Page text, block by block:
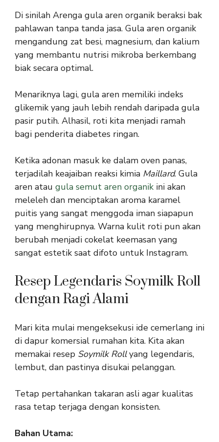
Di sinilah Arenga gula aren organik beraksi bak
pahlawan tanpa tanda jasa. Gula aren organik
mengandung zat besi, magnesium, dan kalium
yang membantu nutrisi mikroba berkembang
biak secara optimal.
Menariknya lagi, gula aren memiliki indeks
glikemik yang jauh lebih rendah daripada gula
pasir putih. Alhasil, roti kita menjadi ramah
bagi penderita diabetes ringan.
Ketika adonan masuk ke dalam oven panas,
terjadilah keajaiban reaksi kimia Maillard. Gula
aren atau gula semut aren organik ini akan
meleleh dan menciptakan aroma karamel
puitis yang sangat menggoda iman siapapun
yang menghirupnya. Warna kulit roti pun akan
berubah menjadi cokelat keemasan yang
sangat estetik saat difoto untuk Instagram.
Resep Legendaris Soymilk Roll
dengan Ragi Alami
Mari kita mulai mengeksekusi ide cemerlang ini
di dapur komersial rumahan kita. Kita akan
memakai resep Soymilk Rollyang legendaris,
lembut, dan pastinya disukai pelanggan.
Tetap pertahankan takaran asli agar kualitas
rasa tetap terjaga dengan konsisten.
Bahan Utama: